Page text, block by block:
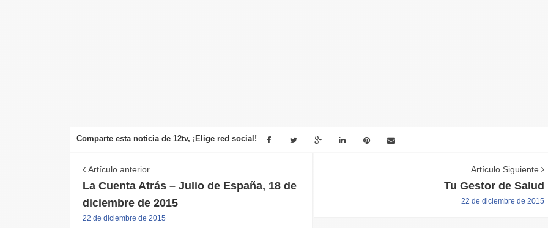
Comparte esta noticia de 12tv, ¡Elige red social!
Artículo anterior
La Cuenta Atrás – Julio de España, 18 de
diciembre de 2015
22 de diciembre de 2015
Artículo Siguiente
Tu Gestor de Salud
22 de diciembre de 2015